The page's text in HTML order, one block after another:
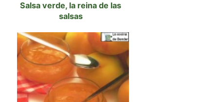
Salsa verde, la reina de las
salsas